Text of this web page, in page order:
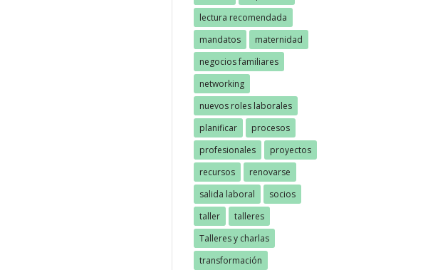
lectura recomendada
mandatos
maternidad
negocios familiares
networking
nuevos roles laborales
planificar
procesos
profesionales
proyectos
recursos
renovarse
salida laboral
socios
taller
talleres
Talleres y charlas
transformación